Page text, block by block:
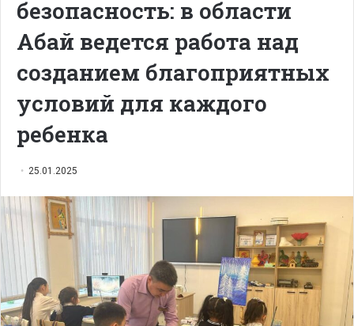
безопасность: в области
Абай ведется работа над
созданием благоприятных
условий для каждого
ребенка
25.01.2025